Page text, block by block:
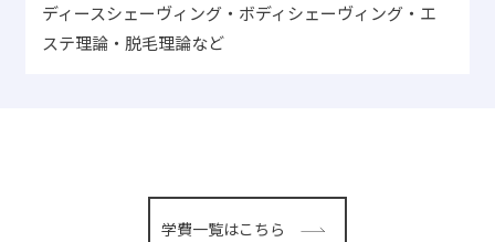
ディースシェーヴィング・ボディシェーヴィング・エ
ステ理論・脱毛理論など
学費一覧はこちら